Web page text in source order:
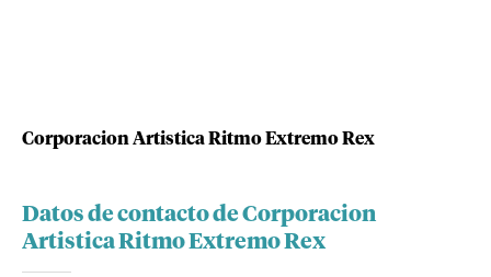
Corporacion Artistica Ritmo Extremo Rex
Datos de contacto de Corporacion
Artistica Ritmo Extremo Rex